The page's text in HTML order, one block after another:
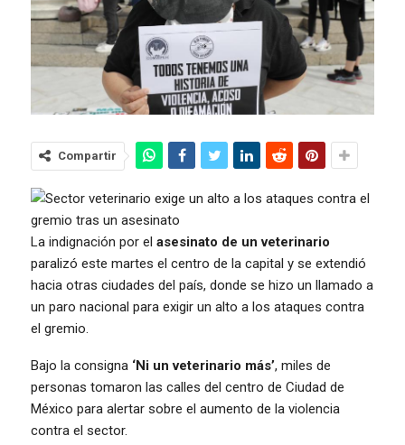
Compartir
La indignación por el asesinato de un veterinario
paralizó este martes el centro de la capital y se extendió
hacia otras ciudades del país, donde se hizo un llamado a
un paro nacional para exigir un alto a los ataques contra
el gremio.
Bajo la consigna ‘Ni un veterinario más’, miles de
personas tomaron las calles del centro de Ciudad de
México para alertar sobre el aumento de la violencia
contra el sector.